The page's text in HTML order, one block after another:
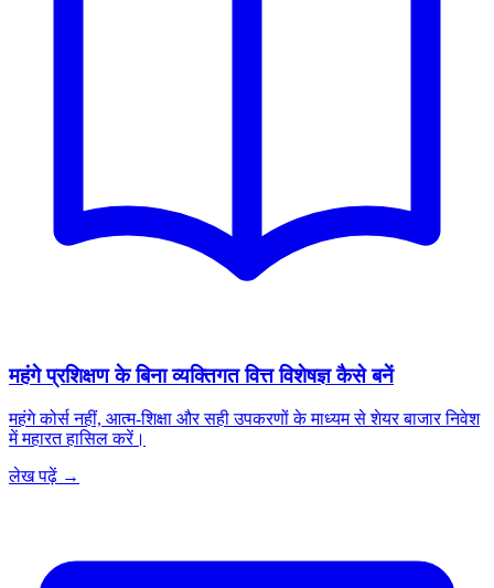
महंगे प्रशिक्षण के बिना व्यक्तिगत वित्त विशेषज्ञ कैसे बनें
महंगे कोर्स नहीं, आत्म-शिक्षा और सही उपकरणों के माध्यम से शेयर बाजार निवेश
में महारत हासिल करें।
लेख पढ़ें →